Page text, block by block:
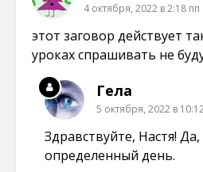
4 октября, 2022 в 2:18 пп
этот заговор действует
уроках спрашивать не
Гела
5 октября, 2022 в
Здравствуйте, Настя!
определенный день.